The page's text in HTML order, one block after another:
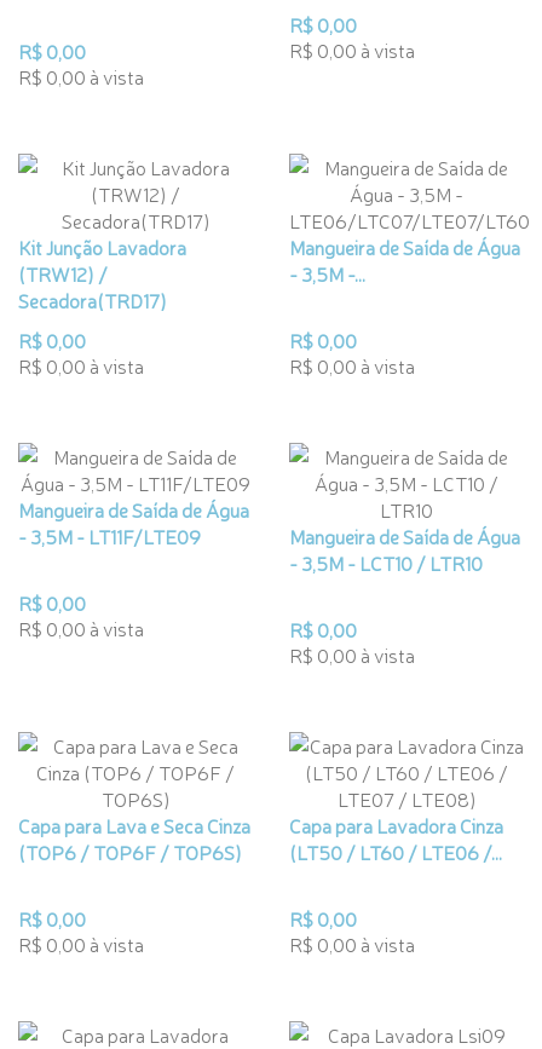
R$ 0,00
R$ 0,00 à vista
R$ 0,00
R$ 0,00 à vista
Kit Junção Lavadora
(TRW12) /
Secadora(TRD17)
R$ 0,00
R$ 0,00 à vista
Mangueira de Saída de Água
- 3,5M -...
R$ 0,00
R$ 0,00 à vista
Mangueira de Saída de Água
- 3,5M - LT11F/LTE09
R$ 0,00
R$ 0,00 à vista
Mangueira de Saída de Água
- 3,5M - LCT10 / LTR10
R$ 0,00
R$ 0,00 à vista
Capa para Lava e Seca Cinza
(TOP6 / TOP6F / TOP6S)
R$ 0,00
R$ 0,00 à vista
Capa para Lavadora Cinza
(LT50 / LT60 / LTE06 /...
R$ 0,00
R$ 0,00 à vista